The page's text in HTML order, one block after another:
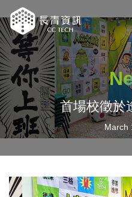
首場校徵於
March